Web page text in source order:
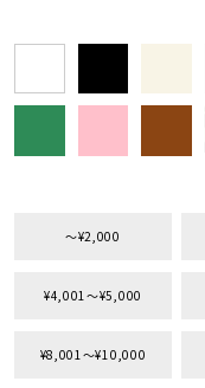
〜¥2,000
¥4,001〜¥5,000
¥8,001〜¥10,000